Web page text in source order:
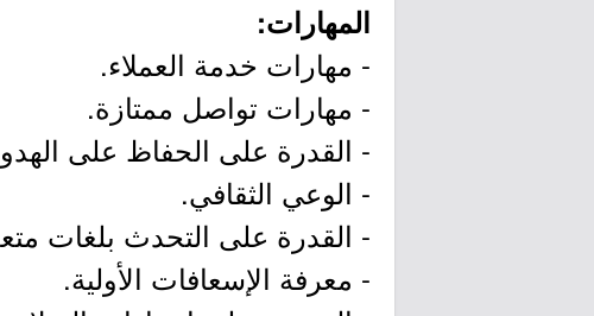
المهارات:
- مهارات خدمة العملاء.
- مهارات تواصل ممتازة.
- القدرة على الحفاظ على
- الوعي الثقافي.
- القدرة على التحدث بلغات
- معرفة الإسعافات الأولية.